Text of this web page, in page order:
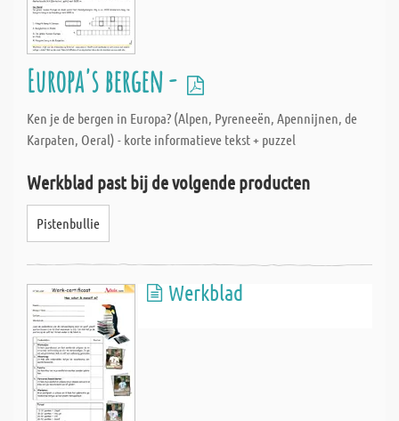
Europa's bergen -
Ken je de bergen in Europa? (Alpen, Pyreneeën, Apennijnen, de
Karpaten, Oeral) - korte informatieve tekst + puzzel
Werkblad past bij de volgende producten
Pistenbullie
Werkblad